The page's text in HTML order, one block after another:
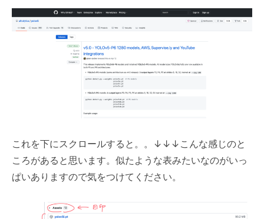
これを下にスクロールすると。。 ↓ ↓ ↓こんな感じのと
ころがあると思います。似たような表みたいなのがいっ
ぱいありますので気をつけてください。